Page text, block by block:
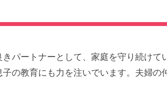
パートナーとして、家庭を守り続け
の教育にも力を注いでいます。夫婦